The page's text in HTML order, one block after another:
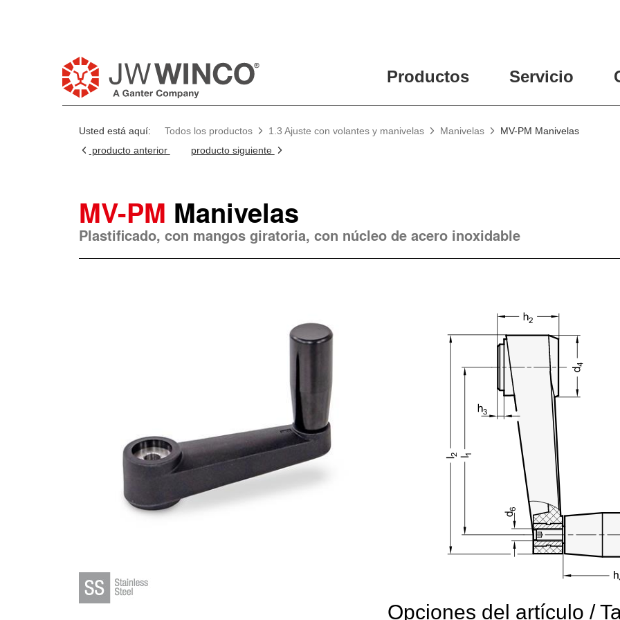
Productos Servicio
Usted está aquí: Todos los productos 1.3 Ajuste con volantes y manivelas Manivelas
MV-PM Manivelas
producto anterior
producto siguiente
MV-PM Manivelas
Plastificado, con mangos giratoria, con núcleo de acero inoxidable
Opciones del artículo /